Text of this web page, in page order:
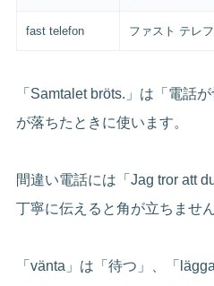
fast telefon ファスト テレ
「Samtalet bröts.」は「電話
が落ちたときに使います。
間違い電話には「Jag tror att
丁寧に伝えると角が立ちません
「vänta」は「待つ」、「